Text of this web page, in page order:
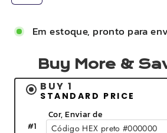
Em estoque, pronto para
Buy More &
BUY 1
STANDARD PRICE
Cor, Enviar de
#1